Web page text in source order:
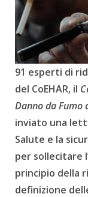
91 esperti di
del CoEHAR, il
Danno da Fumo
inviato una
Salute e la
per sollecitare
principio della
definizione